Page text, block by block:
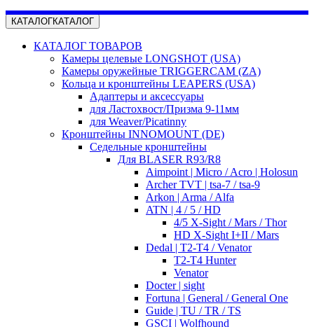
КАТАЛОГКАТАЛОГ
КАТАЛОГ ТОВАРОВ
Камеры целевые LONGSHOT (USA)
Камеры оружейные TRIGGERCAM (ZA)
Кольца и кронштейны LEAPERS (USA)
Адаптеры и аксессуары
для Ластохвост/Призма 9-11мм
для Weaver/Picatinny
Кронштейны INNOMOUNT (DE)
Седельные кронштейны
Для BLASER R93/R8
Aimpoint | Micro / Acro | Holosun
Archer TVT | tsa-7 / tsa-9
Arkon | Arma / Alfa
ATN | 4 / 5 / HD
4/5 X-Sight / Mars / Thor
HD X-Sight I+II / Mars
Dedal | T2-T4 / Venator
T2-T4 Hunter
Venator
Docter | sight
Fortuna | General / General One
Guide | TU / TR / TS
GSCI | Wolfhound